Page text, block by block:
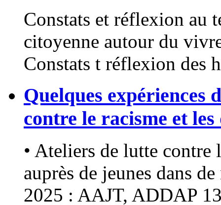
Constats et réflexion au
citoyenne autour du
Constats t réflexion des
Quelques expériences
contre le racisme et
• Ateliers de lutte contre
auprès de jeunes dans
2025 : AAJT, ADDAP